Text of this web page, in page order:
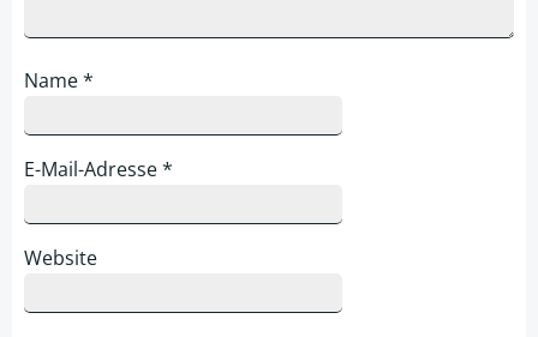
Name*
E-Mail-Adresse*
Website